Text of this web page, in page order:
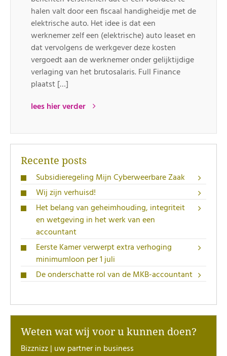
halen valt door een fiscaal handigheidje met de
elektrische auto. Het idee is dat een
werknemer zelf een (elektrische) auto leaset en
dat vervolgens de werkgever deze kosten
vergoedt aan de werknemer onder gelijktijdige
verlaging van het brutosalaris. Full Finance
plaatst […]
lees hier verder
Recente posts
Subsidieregeling Mijn Cyberweerbare Zaak
Wij zijn verhuisd!
Het belang van geheimhouding, integriteit
en wetgeving in het werk van een
accountant
Eerste Kamer verwerpt extra verhoging
minimumloon per 1 juli
De onderschatte rol van de MKB-accountant
Weten wat wij voor u kunnen doen?
Bizznizz | uw partner in business